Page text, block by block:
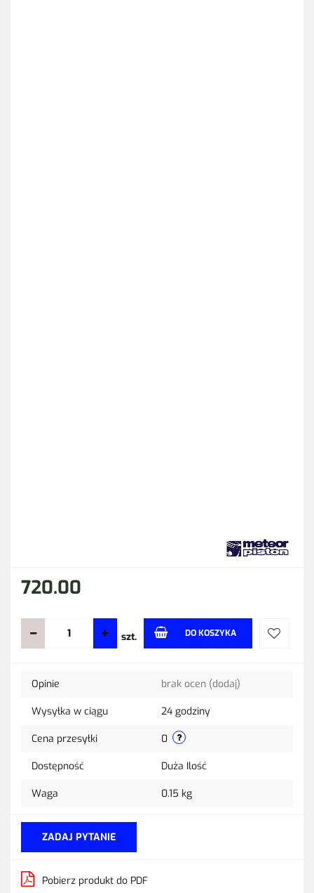
720.00
szt. DO KOSZYKA
Opinie brak ocen (dodaj)
Wysyłka w ciągu 24 godziny
Cena przesyłki 0
Dostępność Duża Ilość
Waga 0.15 kg
ZADAJ PYTANIE
Pobierz produkt do PDF